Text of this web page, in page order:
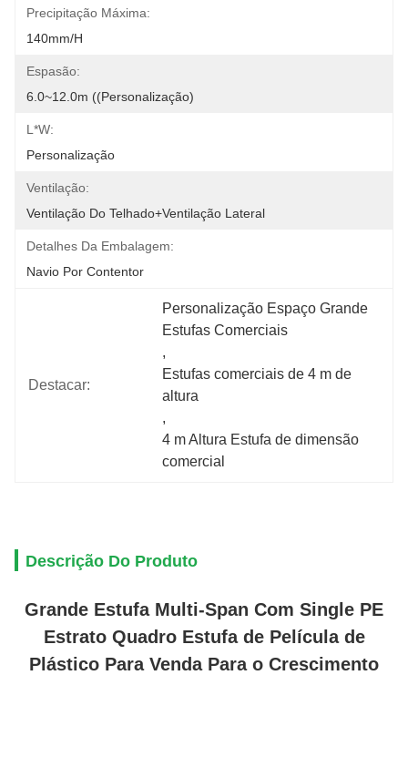
Precipitação Máxima:
140mm/h
Espasão:
6.0~12.0m ((personalização)
L*W:
Personalização
Ventilação:
Ventilação Do Telhado+Ventilação Lateral
Detalhes Da Embalagem:
Navio Por Contentor
Destacar:
Personalização Espaço Grande
Estufas Comerciais
,
Estufas comerciais de 4 m de
altura
,
4 m Altura Estufa de dimensão
comercial
Descrição Do Produto
Grande Estufa Multi-Span Com Single PE
Estrato Quadro Estufa de Película de
Plástico Para Venda Para o Crescimento